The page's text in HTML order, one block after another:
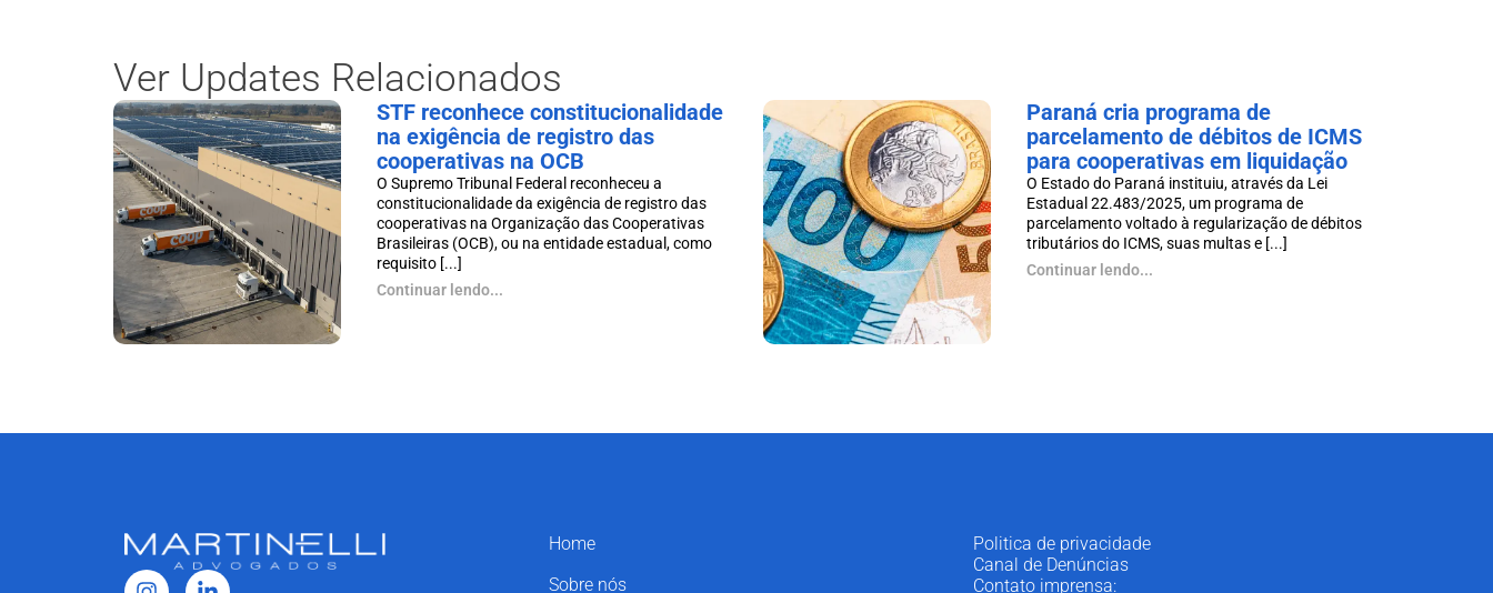
Ver Updates Relacionados
STF reconhece constitucionalidade
na exigência de registro das
cooperativas na OCB
O Supremo Tribunal Federal reconheceu a
constitucionalidade da exigência de registro das
cooperativas na Organização das Cooperativas
Brasileiras (OCB), ou na entidade estadual, como
requisito [...]
Continuar lendo...
Paraná cria programa de
parcelamento de débitos de ICMS
para cooperativas em liquidação
O Estado do Paraná instituiu, através da Lei
Estadual 22.483/2025, um programa de
parcelamento voltado à regularização de débitos
tributários do ICMS, suas multas e [...]
Continuar lendo...
Home
Sobre nós
Politica de privacidade
Canal de Denúncias
Contato imprensa: